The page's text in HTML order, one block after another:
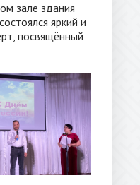
зале здания
яркий и
посвящённый